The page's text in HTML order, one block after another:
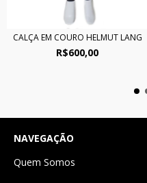
CALÇA EM COURO HELMUT LANG
R$600,00
NAVEGAÇÃO
Quem Somos